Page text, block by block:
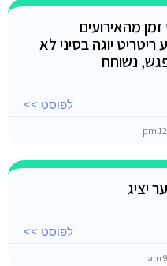
מהאירועים
יוגה בסיני לא
נשוחח
לפוסט >>
לפוסט >>